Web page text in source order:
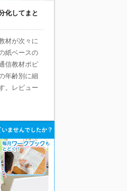
化してまと
材が次々に
紙ベースの
信教材ポピ
年齢別に細
。レビュー